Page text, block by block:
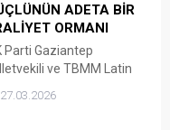
ADETA BİR
ORMANI
Parti Gaziantep
ve TBMM Latin
(PARLATINO)
27.03.2026